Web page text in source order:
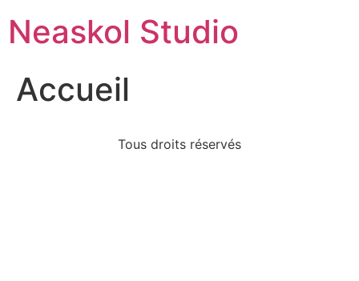
Neaskol Studio
Accueil
Tous droits réservés